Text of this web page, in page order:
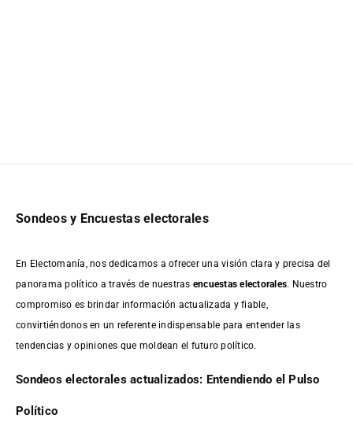
Sondeos y Encuestas electorales
En Electomanía, nos dedicamos a ofrecer una visión clara y precisa del
panorama político a través de nuestras encuestas electorales. Nuestro
compromiso es brindar información actualizada y fiable,
convirtiéndonos en un referente indispensable para entender las
tendencias y opiniones que moldean el futuro político.
Sondeos electorales actualizados: Entendiendo el Pulso
Político